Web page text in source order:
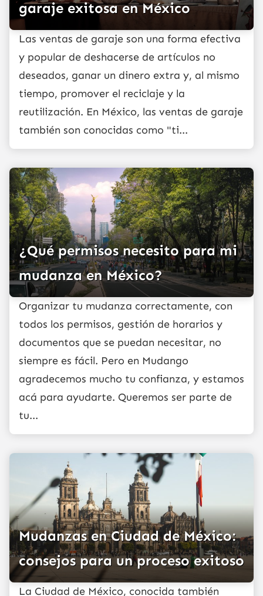
garaje exitosa en México
Las ventas de garaje son una forma efectiva
y popular de deshacerse de artículos no
deseados, ganar un dinero extra y, al mismo
tiempo, promover el reciclaje y la
reutilización. En México, las ventas de garaje
también son conocidas como "ti...
¿Qué permisos necesito para mi
mudanza en México?
Organizar tu mudanza correctamente, con
todos los permisos, gestión de horarios y
documentos que se puedan necesitar, no
siempre es fácil. Pero en Mudango
agradecemos mucho tu confianza, y estamos
acá para ayudarte. Queremos ser parte de
tu...
Mudanzas en Ciudad de México:
consejos para un proceso exitoso
La Ciudad de México, conocida también